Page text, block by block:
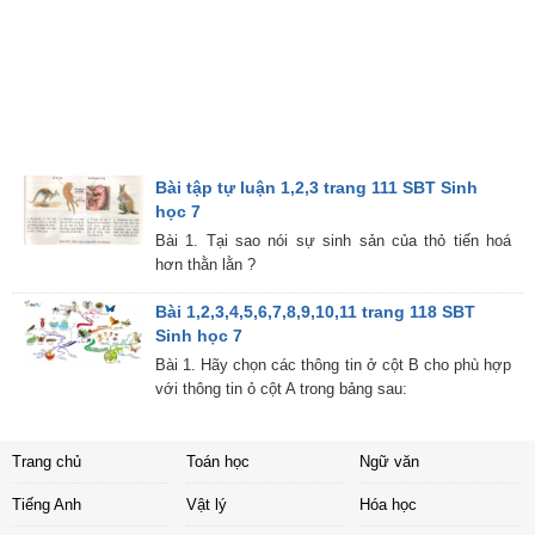
Bài tập tự luận 1,2,3 trang 111 SBT Sinh
học 7
Bài 1. Tại sao nói sự sinh sản của thỏ tiến hoá
hơn thằn lằn ?
Bài 1,2,3,4,5,6,7,8,9,10,11 trang 118 SBT
Sinh học 7
Bài 1. Hãy chọn các thông tin ở cột B cho phù hợp
với thông tin ỏ cột A trong bảng sau:
Trang chủ Toán học Ngữ văn
Tiếng Anh Vật lý Hóa học